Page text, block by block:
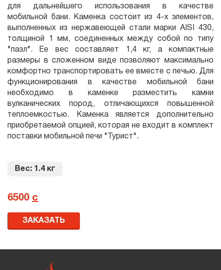
для дальнейшего использования в качестве
мобильной бани. Каменка состоит из 4-х элементов,
выполненных из нержавеющей стали марки AISI 430,
толщиной 1 мм, соединенных между собой по типу
"пазл". Ее вес составляет 1,4 кг, а компактные
размеры в сложенном виде позволяют максимально
комфортно транспортировать ее вместе с печью. Для
функционирования в качестве мобильной бани
необходимо в каменке разместить камни
вулканических пород, отличающихся повышенной
теплоемкостью. Каменка является дополнительно
приобретаемой опцией, которая не входит в комплект
поставки мобильной печи "Турист".
Вес: 1.4 кг
6500 с
ЗАКАЗАТЬ